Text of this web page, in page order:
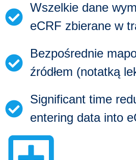
Wszelkie dane
eCRF zbierane w
Bezpośrednie
źródłem (notatką
Significant time
entering data into